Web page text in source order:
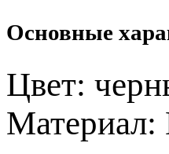
Основные
Цвет:
Материал: